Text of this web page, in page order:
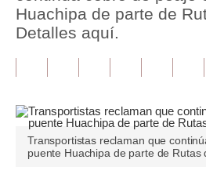
Finanzas Personales
Opinión
Editorial
Huachipa de parte de
Detalles aquí.
Transportistas reclaman que
puente Huachipa de parte de Rutas